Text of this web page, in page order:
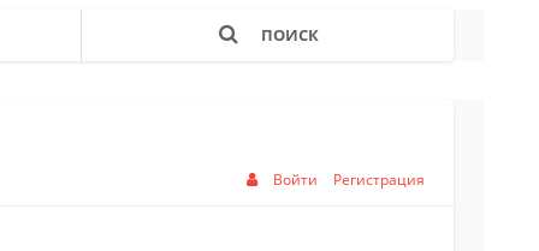
ПОИСК
Войти Регистрация